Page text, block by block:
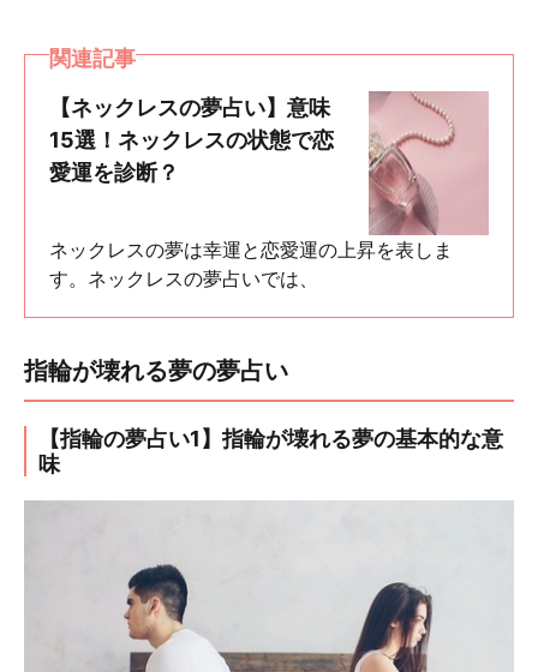
関連記事
【ネックレスの夢占い】意味
15選！ネックレスの状態で恋
愛運を診断？
ネックレスの夢は幸運と恋愛運の上昇を表しま
す。ネックレスの夢占いでは、
指輪が壊れる夢の夢占い
【指輪の夢占い1】指輪が壊れる夢の基本的な意
味